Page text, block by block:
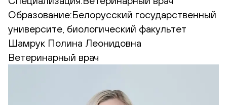
Образование:Белорусский государственный
университе, биологический факультет
Шамрук Полина Леонидовна
Ветеринарный врач